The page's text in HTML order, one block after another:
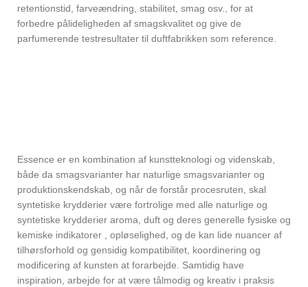
retentionstid, farveændring, stabilitet, smag osv., for at
forbedre pålideligheden af ​​smagskvalitet og give de
parfumerende testresultater til duftfabrikken som reference.
Essence er en kombination af kunstteknologi og videnskab,
både da smagsvarianter har naturlige smagsvarianter og
produktionskendskab, og når de forstår procesruten, skal
syntetiske krydderier være fortrolige med alle naturlige og
syntetiske krydderier aroma, duft og deres generelle fysiske og
kemiske indikatorer , opløselighed, og de kan lide nuancer af
tilhørsforhold og gensidig kompatibilitet, koordinering og
modificering af kunsten at forarbejde. Samtidig have
inspiration, arbejde for at være tålmodig og kreativ i praksis